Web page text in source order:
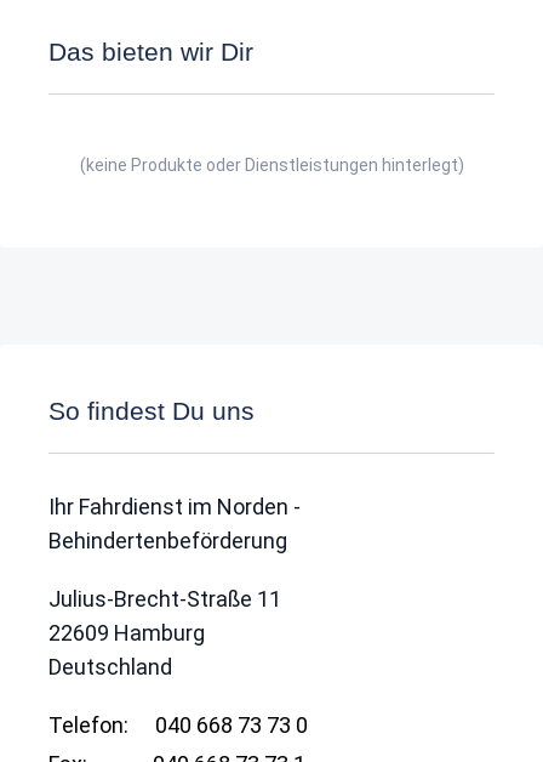
Das bieten wir Dir
(keine Produkte oder Dienstleistungen hinterlegt)
So findest Du uns
Ihr Fahrdienst im Norden -
Behindertenbeförderung
Julius-Brecht-Straße 11
22609 Hamburg
Deutschland
Telefon:
040 668 73 73 0